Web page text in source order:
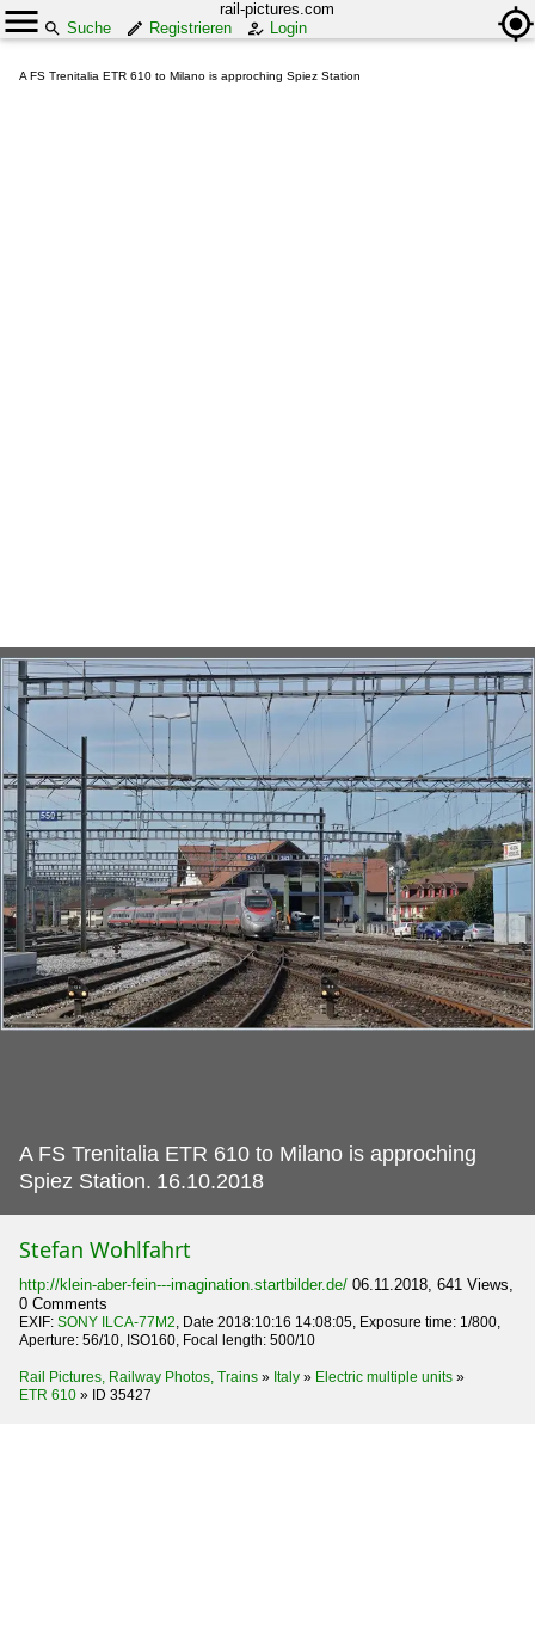
rail-pictures.com
Suche
Registrieren Login
A FS Trenitalia ETR 610 to Milano is approching Spiez Station
A FS Trenitalia ETR 610 to Milano is approching
Spiez Station. 16.10.2018
Stefan Wohlfahrt
http://klein-aber-fein---imagination.startbilder.de/ 06.11.2018, 641 Views,
0 Comments
EXIF: SONY ILCA-77M2, Date 2018:10:16 14:08:05, Exposure time: 1/800,
Aperture: 56/10, ISO160, Focal length: 500/10
Rail Pictures, Railway Photos, Trains » Italy » Electric multiple units »
ETR 610 » ID 35427